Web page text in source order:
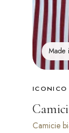
Made
ICONICO
Camicie